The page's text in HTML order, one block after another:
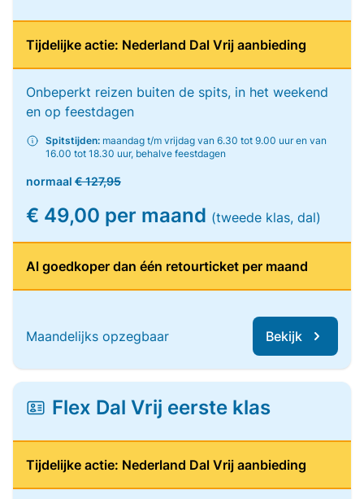
Tijdelijke actie: Nederland Dal Vrij aanbieding
Onbeperkt reizen buiten de spits, in het weekend
en op feestdagen
Spitstijden: maandag t/m vrijdag van 6.30 tot 9.00 uur en van
16.00 tot 18.30 uur, behalve feestdagen
normaal € 127,95
€ 49,00 per maand (tweede klas, dal)
Al goedkoper dan één retourticket per maand
Maandelijks opzegbaar Bekijk
Flex Dal Vrij eerste klas
Tijdelijke actie: Nederland Dal Vrij aanbieding